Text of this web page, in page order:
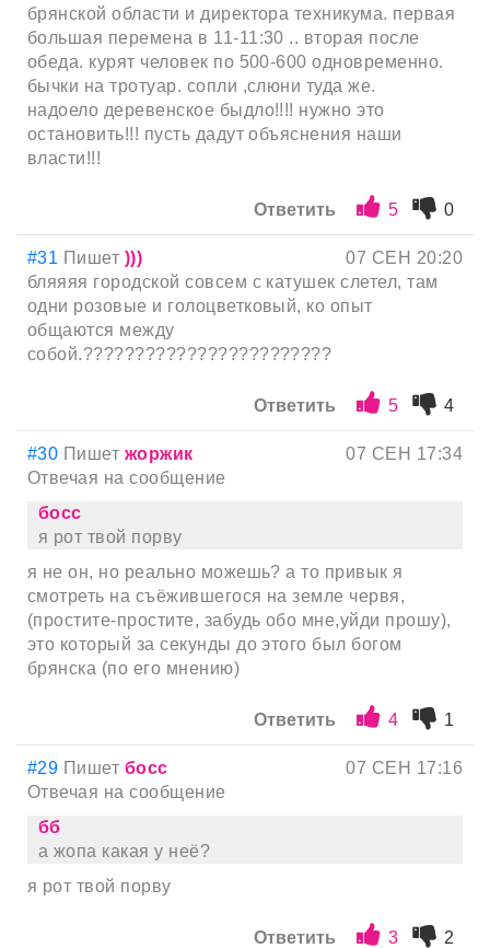
брянской области и директора техникума. первая
большая перемена в 11-11:30 .. вторая после
обеда. курят человек по 500-600 одновременно.
бычки на тротуар. сопли ,слюни туда же.
надоело деревенское быдло!!!! нужно это
остановить!!! пусть дадут объяснения наши
власти!!!
Ответить 5 0
#31 Пишет )))
07 СЕН 20:20
бляяяя городской совсем с катушек слетел, там
одни розовые и голоцветковый, ко опыт
общаются между
собой.????????????????????????
Ответить 5 4
#30 Пишет жоржик
07 СЕН 17:34
Отвечая на сообщение
босс
я рот твой порву
я не он, но реально можешь? а то привык я
смотреть на съёжившегося на земле червя,
(простите-простите, забудь обо мне,уйди прошу),
это который за секунды до этого был богом
брянска (по его мнению)
Ответить 4 1
#29 Пишет босс
07 СЕН 17:16
Отвечая на сообщение
бб
а жопа какая у неё?
я рот твой порву
Ответить 3 2